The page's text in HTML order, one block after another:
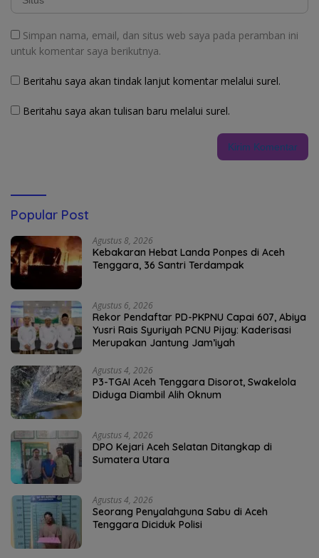
Simpan nama, email, dan situs web saya pada peramban ini
untuk komentar saya berikutnya.
Beritahu saya akan tindak lanjut komentar melalui surel.
Beritahu saya akan tulisan baru melalui surel.
Popular Post
Agustus 8, 2026
Kebakaran Hebat Landa Ponpes di Aceh
Tenggara, 36 Santri Terdampak
Agustus 6, 2026
Rekor Pendaftar PD-PKPNU Capai 607, Abiya
Yusri Rais Syuriyah PCNU Pijay: Kaderisasi
Merupakan Jantung Jam’iyah
Agustus 4, 2026
P3-TGAI Aceh Tenggara Disorot, Swakelola
Diduga Diambil Alih Oknum
Agustus 4, 2026
DPO Kejari Aceh Selatan Ditangkap di
Sumatera Utara
Agustus 4, 2026
Seorang Penyalahguna Sabu di Aceh
Tenggara Diciduk Polisi